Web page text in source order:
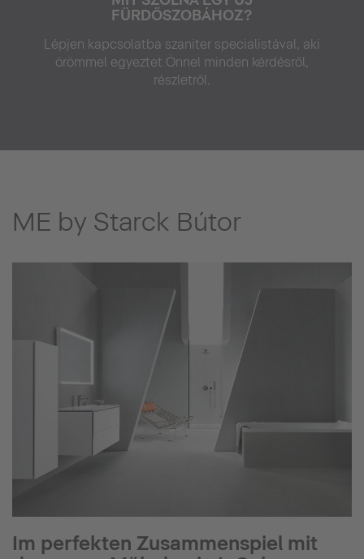
FÜRDŐSZOBÁHOZ?
Lépjen kapcsolatba szaniter specialistával, aki
örömmel egyeztet Önnel minden kérdésről,
részletről.
ME by Starck Bútor
Im perfekten Zusammenspiel mit